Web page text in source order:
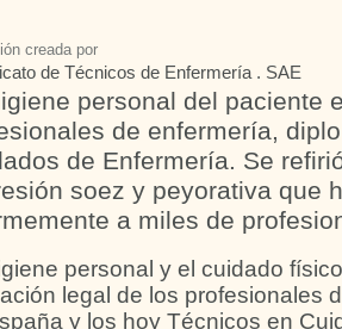
creada por
de Técnicos de Enfermería . SAE
personal del paciente
de enfermería,
de Enfermería. Se
soez y peyorativa que
a miles de
personal y el cuidado
legal de los profesionales
y los hoy Técnicos en